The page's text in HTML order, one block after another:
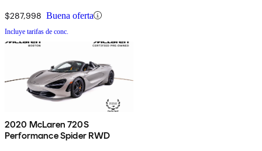
$287,998 Buena oferta
Incluye tarifas de conc.
2020 McLaren 720S
Performance Spider RWD